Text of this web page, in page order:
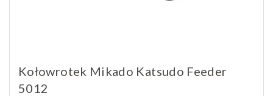
Kołowrotek Mikado Katsudo Feeder
5012